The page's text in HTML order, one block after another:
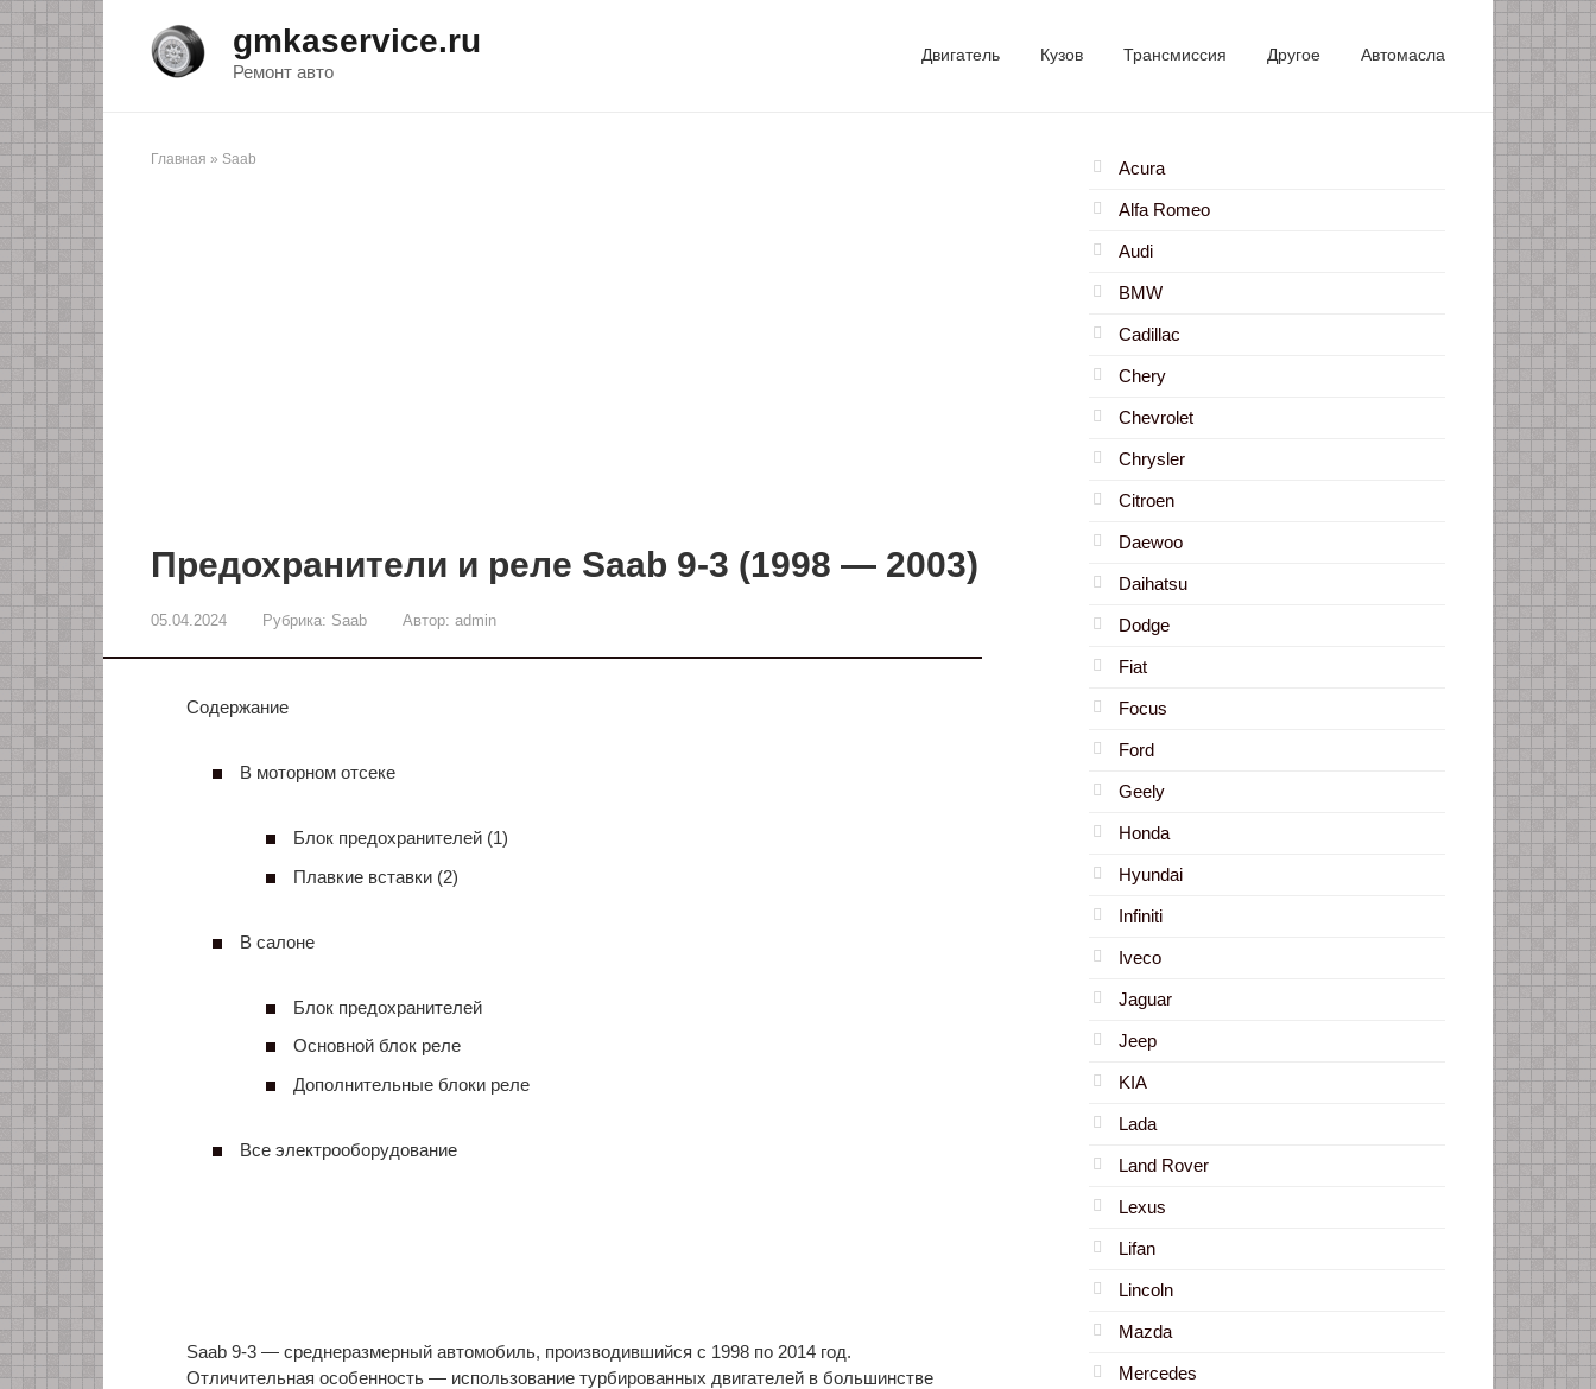
Перейти
к
контенту
gmkaservice.ru
Ремонт авто
Двигатель Кузов Трансмиссия Другое Автомасла
Главная » Saab
Предохранители и реле Saab 9-3 (1998 — 2003)
05.04.2024 Рубрика: Saab Автор: admin
Содержание
В моторном отсеке
Блок предохранителей (1)
Плавкие вставки (2)
В салоне
Блок предохранителей
Основной блок реле
Дополнительные блоки реле
Все электрооборудование
Saab 9-3 — среднеразмерный автомобиль, производившийся с 1998 по 2014 год.
Отличительная особенность — использование турбированных двигателей в большинстве
Acura
Alfa Romeo
Audi
BMW
Cadillac
Chery
Chevrolet
Chrysler
Citroen
Daewoo
Daihatsu
Dodge
Fiat
Focus
Ford
Geely
Honda
Hyundai
Infiniti
Iveco
Jaguar
Jeep
KIA
Lada
Land Rover
Lexus
Lifan
Lincoln
Mazda
Mercedes